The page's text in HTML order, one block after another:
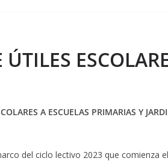
A ESCUELAS PRIMARIAS Y
del ciclo lectivo 2023 que comienza